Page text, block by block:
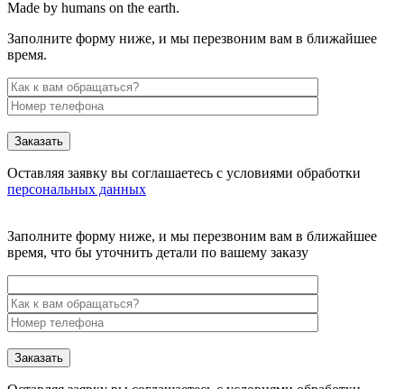
Made by humans on the earth.
Заполните форму ниже, и мы перезвоним вам в ближайшее
время.
Заказать
Оставляя заявку вы соглашаетесь с условиями обработки
персональных данных
Заполните форму ниже, и мы перезвоним вам в ближайшее
время, что бы уточнить детали по вашему заказу
Заказать